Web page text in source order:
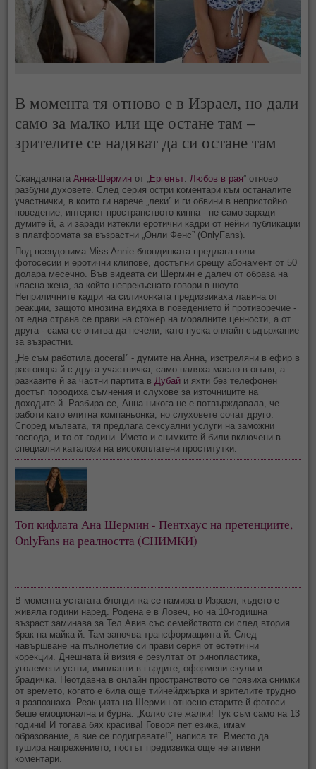
В момента тя отново е в Израел, но дали
само за малко или ще остане там –
зрителите се надяват да си остане там
Скандалната Анна-Шермин от „ Ергенът: Любов в рая” отново
разбуни духовете. След серия остри коментари към останалите
участнички, в които ги нарече „леки” и ги обвини в непристойно
поведение, интернет пространството кипна - не само заради
думите й, а и заради изтекли еротични кадри от нейни публикации
в платформата за възрастни „Онли Фенс” (OnlyFans).
Под псевдонимa Miss Annie блондинката предлага голи
фотосесии и еротични клипове, достъпни срещу абонамент от 50
долара месечно. Във видеата си Шермин e далеч от образа на
класна жена, за който непрекъснато говори в шоуто.
Неприличните кадри на силиконката предизвикаха лавина от
реакции, защото мнозина видяха в поведението й противоречие -
от една страна се прави на стожер на моралните ценности, а от
друга - сама се опитва да печели, като пуска онлайн съдържание
за възрастни.
„Не съм работила досега!” - думите на Анна, изстреляни в ефир в
разговора й с друга участничка, само наляха масло в огъня, а
разказите й за частни партита в Дубай и яхти без телефонен
достъп породиха съмнения и слухове за източниците на
доходите й. Разбира се, Анна никога не е потвърждавала, че
работи като елитна компаньонка, но слуховете сочат друго.
Според мълвата, тя предлага сексуални услуги на заможни
господа, и то от години. Името и снимките й били включени в
специални каталози на високоплатени проститутки.
Топ кифлата Ана Шермин - Пентхаус на претенциите,
OnlyFans на реалността (СНИМКИ)
В момента устатата блондинка се намира в Израел, където е
живяла години наред. Родена е в Ловеч, но на 10-годишна
възраст заминава за Тел Авив със семейството си след втория
брак на майка й. Там започва трансформацията й. След
навършване на пълнолетие си прави серия от естетични
корекции. Днешната й визия е резултат от ринопластика,
уголемени устни, импланти в гърдите, оформени скули и
брадичка. Неотдавна в онлайн пространството се появиха снимки
от времето, когато е била още тийнейджърка и зрителите трудно
я разпознаха. Реакцията на Шермин относно старите й фотоси
беше емоционална и бурна. „Колко сте жалки! Тук съм само на 13
години! И тогава бях красива! Говоря пет езика, имам
образование, а вие се подигравате!”, написа тя. Вместо да
тушира напрежението, постът предизвика още негативни
коментари.